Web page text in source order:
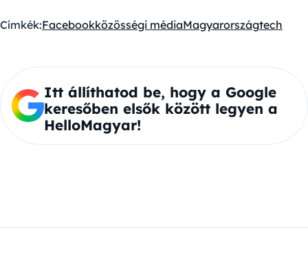
Címkék:Facebookközösségi médiaMagyarországtech
Itt állíthatod be, hogy a Google
keresőben elsők között legyen a
HelloMagyar!